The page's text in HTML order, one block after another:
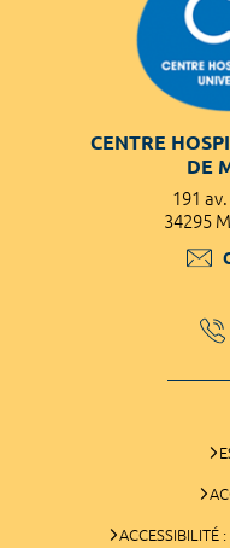
CENTRE
DE
191
34295
ACCESSIBILITÉ